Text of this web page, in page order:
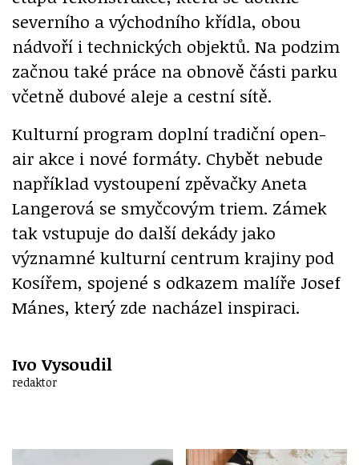
severního a východního křídla, obou
nádvoří i technických objektů. Na podzim
začnou také práce na obnově části parku
včetně dubové aleje a cestní sítě.
Kulturní program doplní tradiční open-
air akce i nové formáty. Chybět nebude
například vystoupení zpěvačky Aneta
Langerová se smyčcovým triem. Zámek
tak vstupuje do další dekády jako
významné kulturní centrum krajiny pod
Kosířem, spojené s odkazem malíře Josef
Mánes, který zde nacházel inspiraci.
Ivo Vysoudil
redaktor